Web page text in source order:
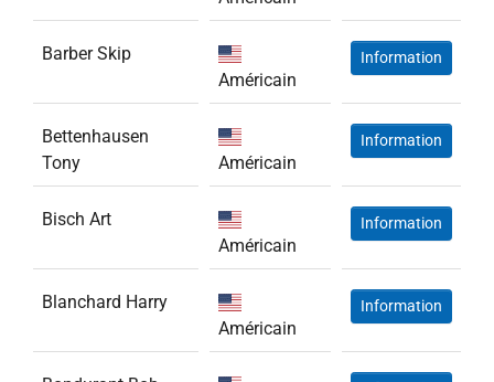
Barber Skip
Américain
Information
Bettenhausen
Tony
Américain
Information
Bisch Art
Américain
Information
Blanchard Harry
Américain
Information